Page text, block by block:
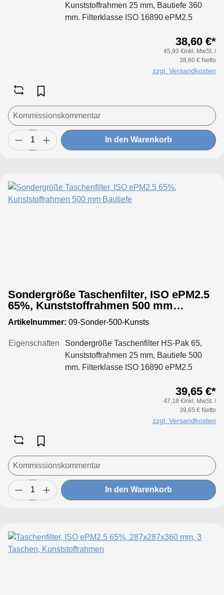
Kunststoffrahmen 25 mm, Bautiefe 360
mm. Filterklasse ISO 16890 ePM2.5
in folgenden Grenzen:Maße Breite: 170
bis 950 mmMaße Höhe: 170 bis 650
mmTaschenanzahl Breite: bis 170 mm 2
Taschenbis 300 mm 3 Taschenbis 400 mm
750 mm 8 Taschenbis 850 mm 10
Taschenbis 950 mm 12 Taschen
38,60 €*
45,93 €inkl. MwSt. /
38,60 € Netto
zzgl. Versandkosten
In den Warenkorb
Sondergröße Taschenfilter, ISO ePM2.5
65%, Kunststoffrahmen 500 mm
Bautiefe
Artikelnummer: 09-Sonder-500-Kunsts
Eigenschaften
Sondergröße Taschenfilter HS-Pak 65,
Kunststoffrahmen 25 mm, Bautiefe 500
mm. Filterklasse ISO 16890 ePM2.5
in folgenden Grenzen:Maße Breite: 170
bis 950 mmMaße Höhe: 170 bis 650
mmTaschenanzahl Breite: bis 170 mm 2
Taschenbis 300 mm 3 Taschenbis 400 mm
750 mm 8 Taschenbis 850 mm 10
Taschenbis 950 mm 12 Taschen
39,65 €*
47,18 €inkl. MwSt. /
39,65 € Netto
zzgl. Versandkosten
In den Warenkorb